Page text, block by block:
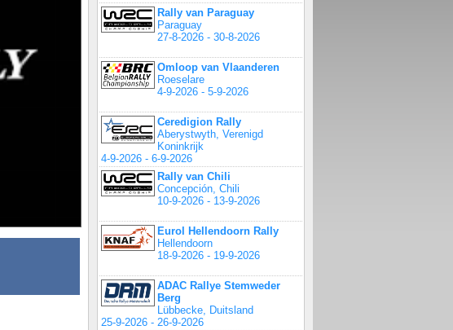
Rally van Paraguay
Paraguay
27-8-2026 - 30-8-2026
Omloop van Vlaanderen
Roeselare
4-9-2026 - 5-9-2026
Ceredigion Rally
Aberystwyth, Verenigd
Koninkrijk
4-9-2026 - 6-9-2026
Rally van Chili
Concepción, Chili
10-9-2026 - 13-9-2026
Eurol Hellendoorn Rally
Hellendoorn
18-9-2026 - 19-9-2026
ADAC Rallye Stemweder
Berg
Lübbecke, Duitsland
25-9-2026 - 26-9-2026